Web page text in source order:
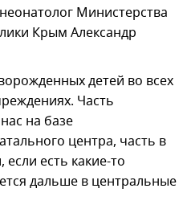
Министерства
Крым Александр
детей во всех
Часть
на базе
центра, часть в
есть какие-то
дальше в центральные